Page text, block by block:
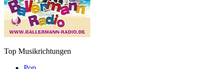
Top Musikrichtungen